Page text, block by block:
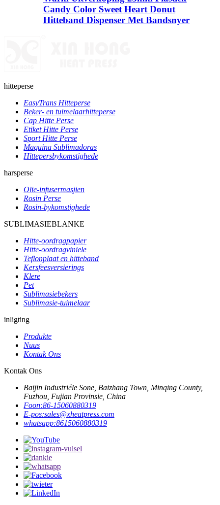
Candy Color Sweet Heart Donut
Hitteband Dispenser Met Bandsnyer
hitteperse
EasyTrans Hitteperse
Beker- en tuimelaarhitteperse
Cap Hitte Perse
Etiket Hitte Perse
Sport Hitte Perse
Maquina Sublimadoras
Hittepersbykomstighede
harsperse
Olie-infusermasjien
Rosin Perse
Rosin-bykomstighede
SUBLIMASIEBLANKE
Hitte-oordragpapier
Hitte-oordragviniele
Teflonplaat en hitteband
Kersfeesversierings
Klere
Pet
Sublimasiebekers
Sublimasie-tuimelaar
inligting
Produkte
Nuus
Kontak Ons
Kontak Ons
Baijin Industriële Sone, Baizhang Town, Minqing County,
Fuzhou, Fujian Provinsie, China
Foon:86-15060880319
E-pos:sales@xheatpress.com
whatsapp:8615060880319